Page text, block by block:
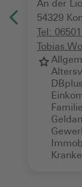
An der
54329
Tel: